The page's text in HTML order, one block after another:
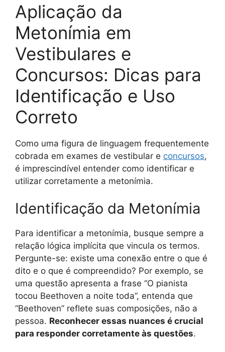
Aplicação da
Metonímia em
Vestibulares e
Concursos: Dicas para
Identificação e Uso
Correto
Como uma figura de linguagem frequentemente
cobrada em exames de vestibular e concursos,
é imprescindível entender como identificar e
utilizar corretamente a metonímia.
Identificação da Metonímia
Para identificar a metonímia, busque sempre a
relação lógica implícita que vincula os termos.
Pergunte-se: existe uma conexão entre o que é
dito e o que é compreendido? Por exemplo, se
uma questão apresenta a frase “O pianista
tocou Beethoven a noite toda”, entenda que
“Beethoven” reflete suas composições, não a
pessoa. Reconhecer essas nuances é crucial
para responder corretamente às questões.